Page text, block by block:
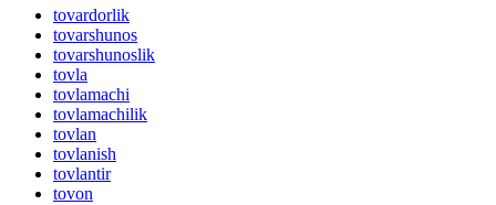
tovardorlik
tovarshunos
tovarshunoslik
tovla
tovlamachi
tovlamachilik
tovlan
tovlanish
tovlantir
tovon